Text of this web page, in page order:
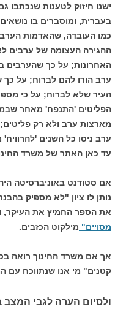
ישנו חיזוק לטענות שנכתבו
בעברית, ומוסברים בו
כמו העובדה, שהאדמות
ההגירה העצומה של ערבים
ערב הורו להם לברוח; על כך
העיר שלא לברוח; על כי
הפליטים 'התנפח' מאחר
מארצות ערב ולא רק פליטים;
ערב ניסו כל השנים
עד כאן האתר של משרד
אם סטודנט באוניברסיטה
נותן לו ציון "לא מספיק
את הספר החמיץ את העיקר,
מסויים" מילקוט הכזבים.
אך אם משרד החינוך רואה
קטנים" מי אנו שנתווכח עם
ולסיום הערה לגבי המצב